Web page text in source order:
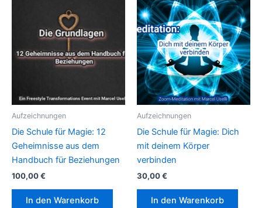
Aufzeichnungen
Die Schule für Magie: 12
Geheimnisse aus dem
Handbuch für Beziehungen
100,00€
In den Warenkorb
Aufzeichnungen
Die Schule für Magie: Dich
mit deinem Körper
verbinden
30,00€
In den Warenkorb